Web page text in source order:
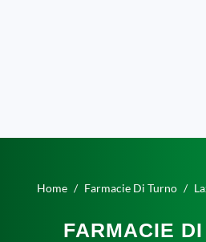
Home Farmacie Di Turno
FARMACIE